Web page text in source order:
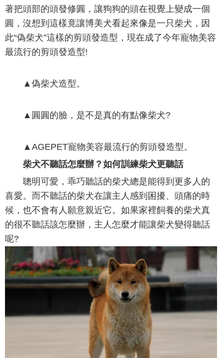
著把頭部的頭發修圓，讓狗狗的頭在視覺上變成一個
圓，沒想到這樣竟讓博美犬看起來像是一只柴犬，因
此“偽柴犬”這樣的剪頭發造型，現在成了今年寵物美容
最流行的剪頭發造型!
▲偽柴犬造型。
▲圓圓的臉，是不是真的有點像柴犬?
▲AGEPET寵物美容最流行的剪頭發造型。
柴犬不聽話怎麼辦？如何訓練柴犬更聽話
聰明可愛，乖巧聽話的柴犬總是能得到更多人的
喜愛。而不聽話的柴犬在讓主人感到困擾、頭痛的時
候，也不會有人願意親近它。如果家裡飼養的柴犬真
的很不聽話該怎麼辦，主人怎麼才能讓柴犬變得聽話
呢?